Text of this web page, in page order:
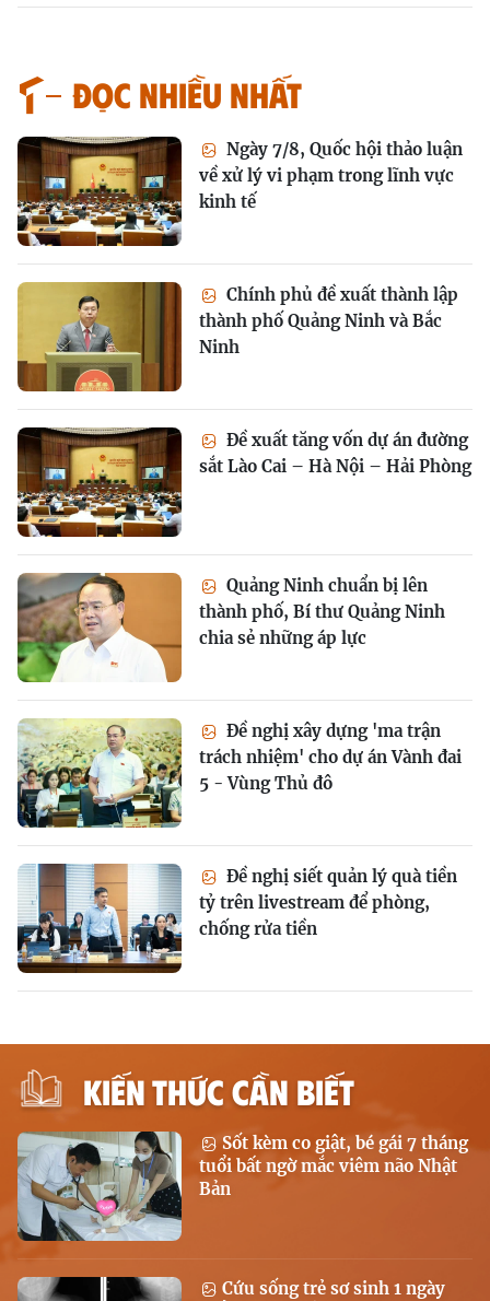
Đọc nhiều nhất
Ngày 7/8, Quốc hội thảo luận
về xử lý vi phạm trong lĩnh vực
kinh tế
Chính phủ đề xuất thành lập
thành phố Quảng Ninh và Bắc
Ninh
Đề xuất tăng vốn dự án đường
sắt Lào Cai – Hà Nội – Hải Phòng
Quảng Ninh chuẩn bị lên
thành phố, Bí thư Quảng Ninh
chia sẻ những áp lực
Đề nghị xây dựng 'ma trận
trách nhiệm' cho dự án Vành đai
5 - Vùng Thủ đô
Đề nghị siết quản lý quà tiền
tỷ trên livestream để phòng,
chống rửa tiền
KIẾN THỨC CẦN BIẾT
Sốt kèm co giật, bé gái 7 tháng
tuổi bất ngờ mắc viêm não Nhật
Bản
Cứu sống trẻ sơ sinh 1 ngày